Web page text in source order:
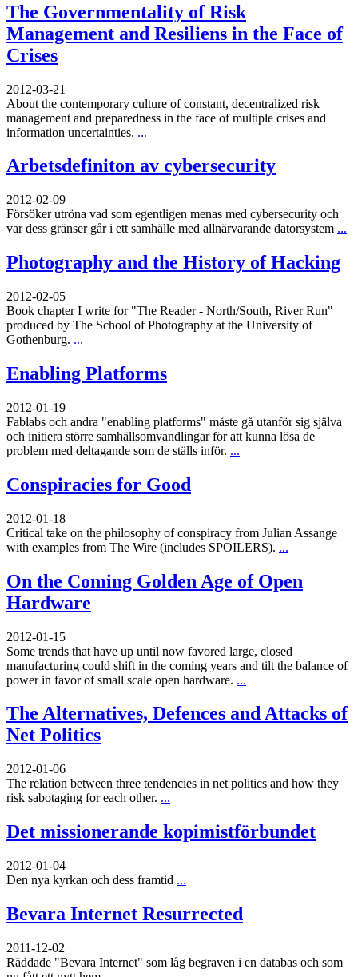
The Governmentality of Risk
Management and Resiliens in the Face of
Crises
2012-03-21
About the contemporary culture of constant, decentralized risk
management and preparedness in the face of multiple crises and
information uncertainties. ...
Arbetsdefiniton av cybersecurity
2012-02-09
Försöker utröna vad som egentligen menas med cybersecurity och
var dess gränser går i ett samhälle med allnärvarande datorsystem ...
Photography and the History of Hacking
2012-02-05
Book chapter I write for "The Reader - North/South, River Run"
produced by The School of Photography at the University of
Gothenburg. ...
Enabling Platforms
2012-01-19
Fablabs och andra "enabling platforms" måste gå utanför sig själva
och initiera större samhällsomvandlingar för att kunna lösa de
problem med deltagande som de ställs inför. ...
Conspiracies for Good
2012-01-18
Critical take on the philosophy of conspiracy from Julian Assange
with examples from The Wire (includes SPOILERS). ...
On the Coming Golden Age of Open
Hardware
2012-01-15
Some trends that have up until now favored large, closed
manufacturing could shift in the coming years and tilt the balance of
power in favor of small scale open hardware. ...
The Alternatives, Defences and Attacks of
Net Politics
2012-01-06
The relation between three tendencies in net politics and how they
risk sabotaging for each other. ...
Det missionerande kopimistförbundet
2012-01-04
Den nya kyrkan och dess framtid ...
Bevara Internet Resurrected
2011-12-02
Räddade "Bevara Internet" som låg begraven i en databas och som